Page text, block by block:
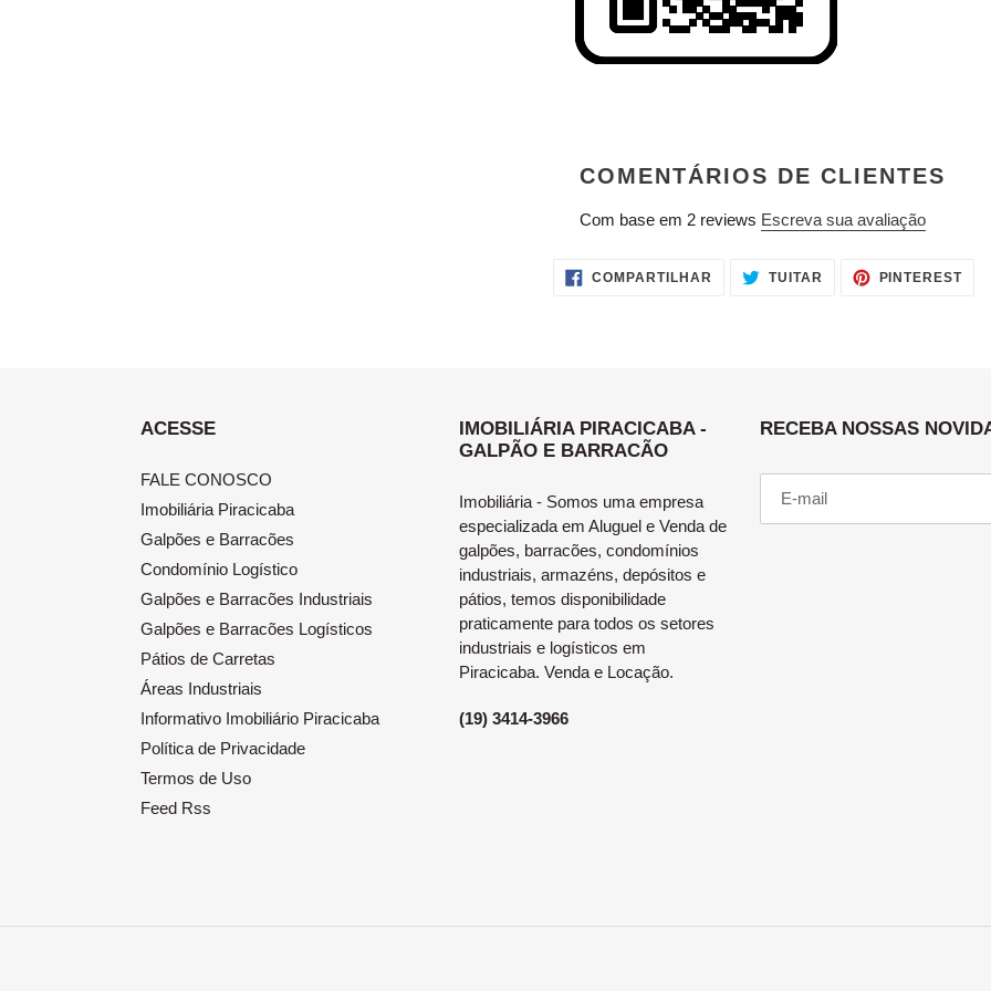
COMENTÁRIOS DE CLIENTES
Com base em 2 reviews Escreva sua avaliação
COMPARTILHAR COMPARTILHAR
TUITAR TUITAR PINTEREST
ACESSE
FALE CONOSCO
Imobiliária Piracicaba
Galpões e Barracões
Condomínio Logístico
Galpões e Barracões Industriais
Galpões e Barracões Logísticos
Pátios de Carretas
Áreas Industriais
Informativo Imobiliário Piracicaba
Política de Privacidade
Termos de Uso
Feed Rss
IMOBILIÁRIA PIRACICABA -
GALPÃO E BARRACÃO
Imobiliária - Somos uma empresa
especializada em Aluguel e Venda de
galpões, barracões, condomínios
industriais, armazéns, depósitos e
pátios, temos disponibilidade
praticamente para todos os setores
industriais e logísticos em
Piracicaba. Venda e Locação.
(19) 3414-3966
RECEBA NOSSAS